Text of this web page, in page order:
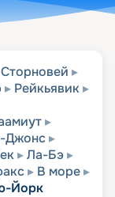
Сторновей
Рейкьявик
Джонс
Ла-Бэ
В море
Йорк